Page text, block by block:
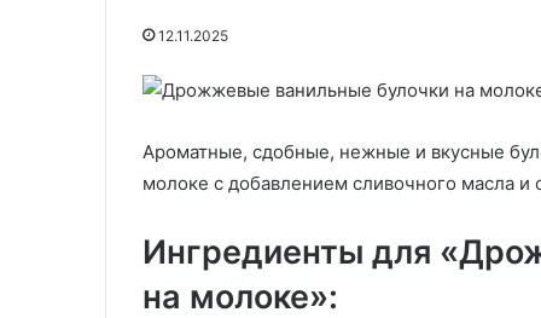
12.11.2025
Ароматные, сдобные, нежные и вкусные
молоке с добавлением сливочного масла и
Ингредиенты для
на молоке»:
семьи!
не
салат с